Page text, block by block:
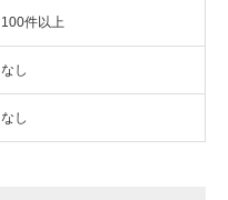
100件以上
なし
なし